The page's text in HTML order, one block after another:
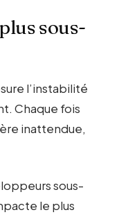
sous-
l’instabilité
Chaque fois
inattendue,
sous-
le plus